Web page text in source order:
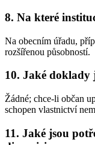
8. Na které
Na obecním úřadu,
rozšířenou působností.
10. Jaké doklady
Žádné; chce-li občan
schopen vlastnictví
11. Jaké jsou